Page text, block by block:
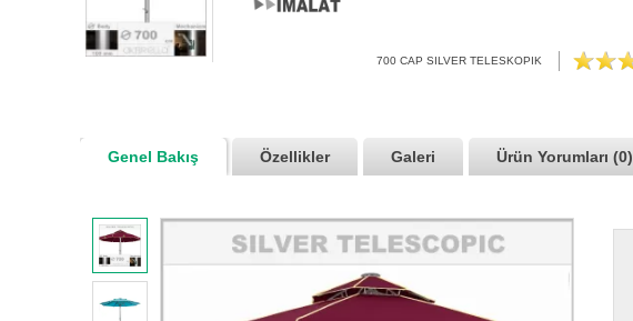
700 CAP SILVER TELESKOPIK
Genel Bakış Özellikler Galeri Ürün Yorumları (0)